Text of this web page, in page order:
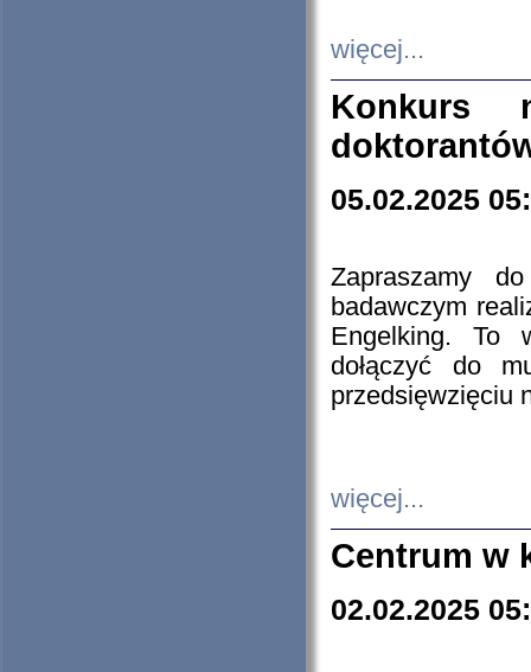
więcej...
Konkurs
05.02.2025
Zapraszamy
badawczym
Engelking. To
dołączyć do
przedsięwzięciu
więcej...
Centrum w
02.02.2025